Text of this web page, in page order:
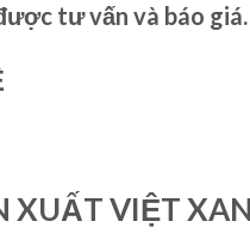
tư vấn và báo giá.
XUẤT VIỆT